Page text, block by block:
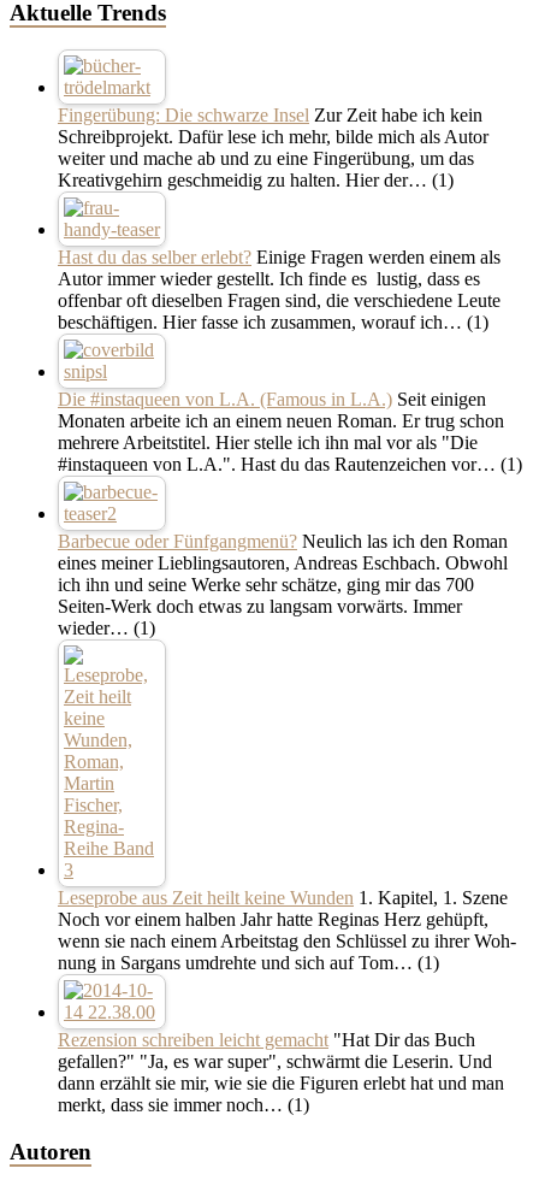
Aktuelle Trends
Fingerübung: Die schwarze Insel Zur Zeit habe ich kein
Schreibprojekt. Dafür lese ich mehr, bilde mich als Autor
weiter und mache ab und zu eine Fingerübung, um das
Kreativgehirn geschmeidig zu halten. Hier der… (1)
Hast du das selber erlebt? Einige Fragen werden einem als
Autor immer wieder gestellt. Ich finde es lustig, dass es
offenbar oft dieselben Fragen sind, die verschiedene Leute
beschäftigen. Hier fasse ich zusammen, worauf ich… (1)
Die #instaqueen von L.A. (Famous in L.A.) Seit einigen
Monaten arbeite ich an einem neuen Roman. Er trug schon
mehrere Arbeitstitel. Hier stelle ich ihn mal vor als "Die
#instaqueen von L.A.". Hast du das Rautenzeichen vor… (1)
Barbecue oder Fünfgangmenü? Neulich las ich den Roman
eines meiner Lieblingsautoren, Andreas Eschbach. Obwohl
ich ihn und seine Werke sehr schätze, ging mir das 700
Seiten-Werk doch etwas zu langsam vorwärts. Immer
wieder… (1)
Leseprobe aus Zeit heilt keine Wunden 1. Kapitel, 1. Szene
Noch vor ei­nem hal­b­en Jahr hat­te Re­gi­nas Herz gehüpft,
wenn sie nach ei­nem Ar­beits­tag den Schlüs­sel zu ih­rer Woh­
nung in Sar­gans um­dreh­te und sich auf Tom… (1)
Rezension schreiben leicht gemacht "Hat Dir das Buch
gefallen?" "Ja, es war super", schwärmt die Leserin. Und
dann erzählt sie mir, wie sie die Figuren erlebt hat und man
merkt, dass sie immer noch… (1)
Autoren